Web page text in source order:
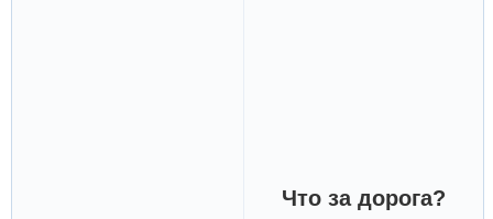
Что за дорога?